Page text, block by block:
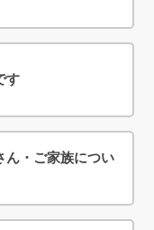
す
ん・ご家族につい